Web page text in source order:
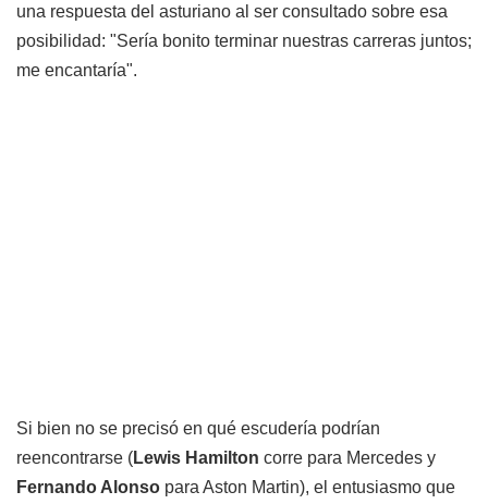
una respuesta del asturiano al ser consultado sobre esa
posibilidad: "Sería bonito terminar nuestras carreras juntos;
me encantaría".
Si bien no se precisó en qué escudería podrían
reencontrarse (Lewis Hamilton corre para Mercedes y
Fernando Alonso para Aston Martin), el entusiasmo que